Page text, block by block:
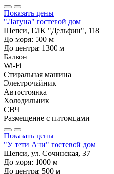
Показать цены
"Лагуна" гостевой дом
Шепси, ГЛК "Дельфин", 118
До моря: 500 м
До центра: 1300 м
Балкон
Wi-Fi
Стиральная машина
Электрочайник
Автостоянка
Холодильник
СВЧ
Размещение с питомцами
Показать цены
"У тети Ани" гостевой дом
Шепси, ул. Сочинская, 37
До моря: 1000 м
До центра: 500 м